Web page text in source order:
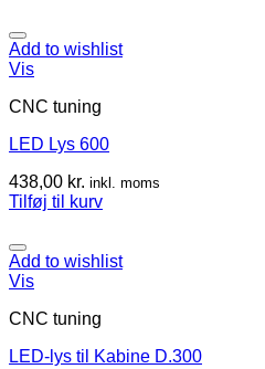
Add to wishlist
Vis
CNC tuning
LED Lys 600
438,00 kr. inkl. moms
Tilføj til kurv
Add to wishlist
Vis
CNC tuning
LED-lys til Kabine D.300